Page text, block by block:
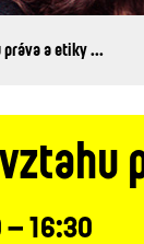
práva a etiky ...
16:30